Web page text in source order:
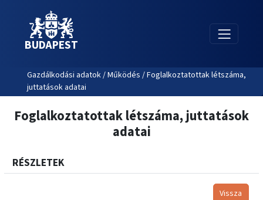
BUDAPEST
Gazdálkodási adatok / Működés / Foglalkoztatottak létszáma,
juttatások adatai
Foglalkoztatottak létszáma, juttatások
adatai
RÉSZLETEK
Vissza